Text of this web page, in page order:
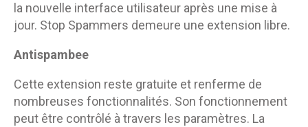
la nouvelle interface utilisateur après une mise à
jour. Stop Spammers demeure une extension libre.
Antispambee
Cette extension reste gratuite et renferme de
nombreuses fonctionnalités. Son fonctionnement
peut être contrôlé à travers les paramètres. La